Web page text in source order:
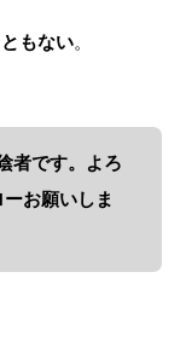
もない。
者です。よろ
ーお願いしま